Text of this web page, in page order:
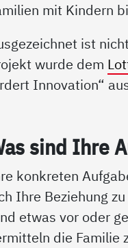
mit Kindern
ist
wurde dem
Innovation“
sind Ih­re
konkreten
Ihre Beziehung
etwas vor oder
die Familie